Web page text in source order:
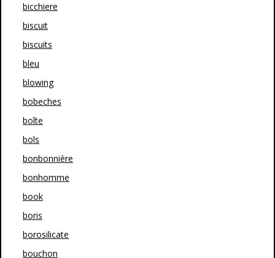
bicchiere
biscuit
biscuits
bleu
blowing
bobeches
boîte
bols
bonbonnière
bonhomme
book
boris
borosilicate
bouchon